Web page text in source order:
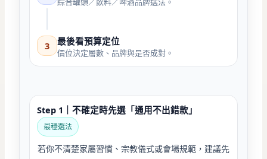
3 最後看預算定位
價位決定層數、品牌與是否成對。
Step 1｜不確定時先選「通用不出錯款」
最穩選法
若你不清楚家屬習慣、宗教儀式或會場規範，建議先